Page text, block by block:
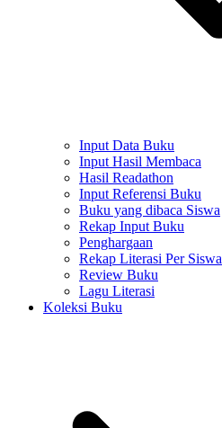
Input Data Buku
Input Hasil Membaca
Hasil Readathon
Input Referensi Buku
Buku yang dibaca Siswa
Rekap Input Buku
Penghargaan
Rekap Literasi Per Siswa
Review Buku
Lagu Literasi
Koleksi Buku